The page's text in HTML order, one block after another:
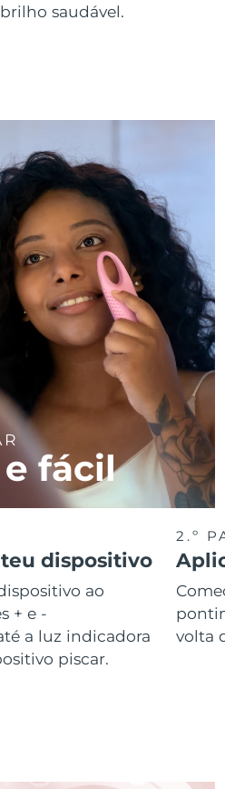
saudável.
fácil
dispositivo
ao
+ e -
a luz indicadora
piscar.
2.º
volta